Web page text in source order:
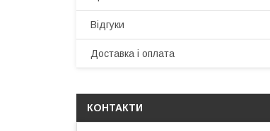
Відгуки
Доставка і оплата
КОНТАКТИ